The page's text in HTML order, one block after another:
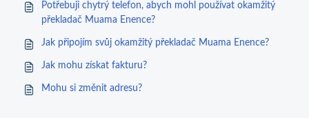
Potřebuji chytrý telefon, abych mohl používat okamžitý
překladač Muama Enence?
Jak připojím svůj okamžitý překladač Muama Enence?
Jak mohu získat fakturu?
Mohu si změnit adresu?